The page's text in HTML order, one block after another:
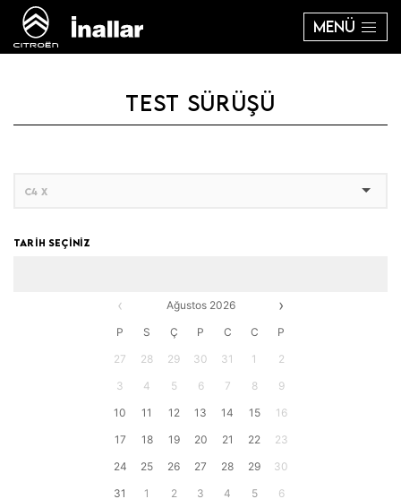
MENÜ
TEST SÜRÜŞÜ
TARİH SEÇİNİZ
‹ Ağustos 2026 ›
P S Ç P C C
P
27
28 29 30 31 1
2
3
4 5 6 7 8
9
10
11 12 13 14 15
16
17
18 19 20 21 22
23
24
25 26 27 28 29
30
31
1 2 3 4 5 6